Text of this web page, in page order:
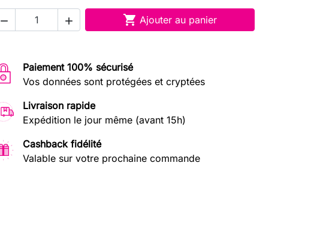
   Ajouter au panier
Paiement 100% sécurisé
Vos données sont protégées et cryptées
Livraison rapide
Expédition le jour même (avant 15h)
Cashback fidélité
Valable sur votre prochaine commande